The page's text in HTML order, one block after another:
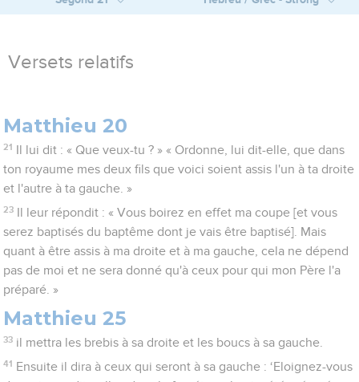
Versets relatifs
Matthieu 20
21
Il lui dit : « Que veux-tu ? » « Ordonne, lui dit-elle, que dans
ton royaume mes deux fils que voici soient assis l'un à ta droite
et l'autre à ta gauche. »
23
Il leur répondit : « Vous boirez en effet ma coupe [et vous
serez baptisés du baptême dont je vais être baptisé]. Mais
quant à être assis à ma droite et à ma gauche, cela ne dépend
pas de moi et ne sera donné qu'à ceux pour qui mon Père l'a
préparé. »
Matthieu 25
33 il mettra les brebis à sa droite et les boucs à sa gauche.
41 Ensuite il dira à ceux qui seront à sa gauche : ‘Eloignez-vous